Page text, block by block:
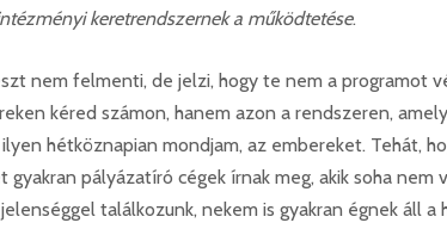
keretrendszernek a működtetése.
nem felmenti, de jelzi, hogy te nem a programot
kéred számon, hanem azon a rendszeren,
hétköznapian mondjam, az embereket. Tehát,
gyakran pályázatíró cégek írnak meg, akik soha nem
találkozunk, nekem is gyakran égnek áll a